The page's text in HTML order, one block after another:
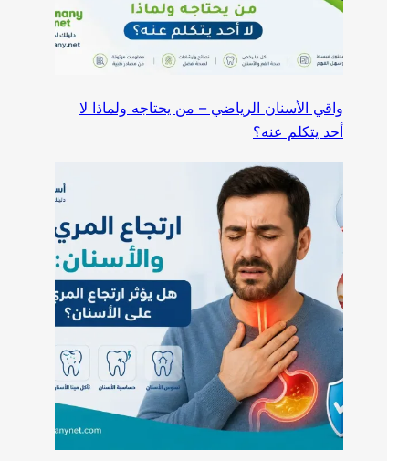
واقي الأسنان الرياضي – من يحتاجه ولماذا لا
أحد يتكلم عنه؟